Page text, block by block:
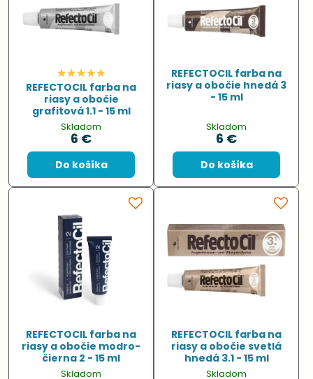
REFECTOCIL farba na
riasy a obočie
grafitová 1.1 - 15 ml
Skladom
6 €
Do košíka
REFECTOCIL farba na
riasy a obočie hnedá 3
- 15 ml
Skladom
6 €
Do košíka
REFECTOCIL farba na
riasy a obočie modro-
čierna 2 - 15 ml
Skladom
REFECTOCIL farba na
riasy a obočie svetlá
hnedá 3.1 - 15 ml
Skladom